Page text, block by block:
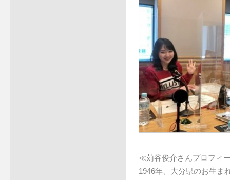
≪苅谷俊介さんプロフィ
1946年、大分県のお生ま